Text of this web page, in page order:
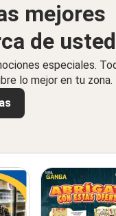
mejores
de usted
especiales.
lo mejor en tu zona.